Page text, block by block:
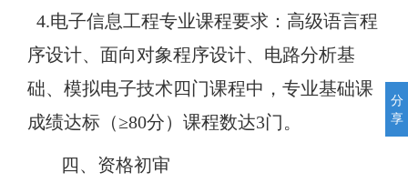
4.电子信息工程专业课程要求：高级语言程
序设计、面向对象程序设计、电路分析基
础、模拟电子技术四门课程中，专业基础课
成绩达标（≥80分）课程数达3门。
四 、资格初审
分
享